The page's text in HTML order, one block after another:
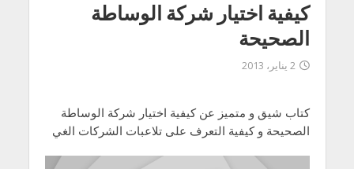
كيفية اختيار شركة الوساطة
الصحيحة
2 يناير، 2013
كتاب شيق و متميز عن كيفية اختيار شركة الوساطة
الصحيحة و كيفية التعرف على تلاعبات الشركات الغي